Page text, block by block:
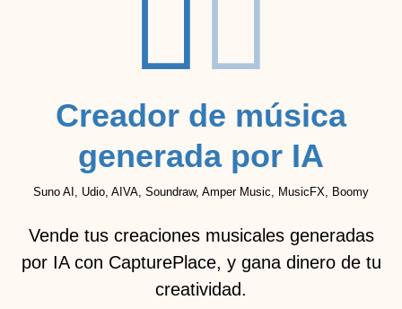
Creador de música
generada por IA
Suno AI, Udio, AIVA, Soundraw, Amper Music, MusicFX, Boomy
Vende tus creaciones musicales generadas
por IA con CapturePlace, y gana dinero de tu
creatividad.